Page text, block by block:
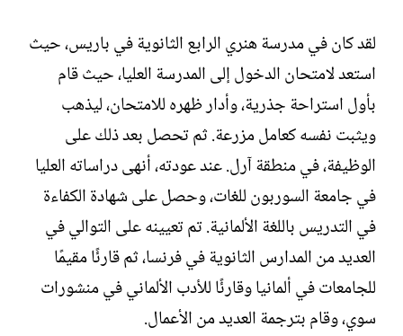
لقد كان في مدرسة هنري الرابع الثانوية في باريس، حيث
استعد لامتحان الدخول إلى المدرسة العليا، حيث قام
بأول استراحة جذرية، وأدار ظهره للامتحان، ليذهب
ويثبت نفسه كعامل مزرعة. ثم تحصل بعد ذلك على
الوظيفة، في منطقة آرل. عند عودته، أنهى دراساته العليا
في جامعة السوربون للغات، وحصل على شهادة الكفاءة
في التدريس باللغة الألمانية. تم تعيينه على التوالي في
العديد من المدارس الثانوية في فرنسا، ثم قارئًا مقيمًا
للجامعات في ألمانيا وقارئًا للأدب الألماني في منشورات
سوي، وقام بترجمة العديد من الأعمال.